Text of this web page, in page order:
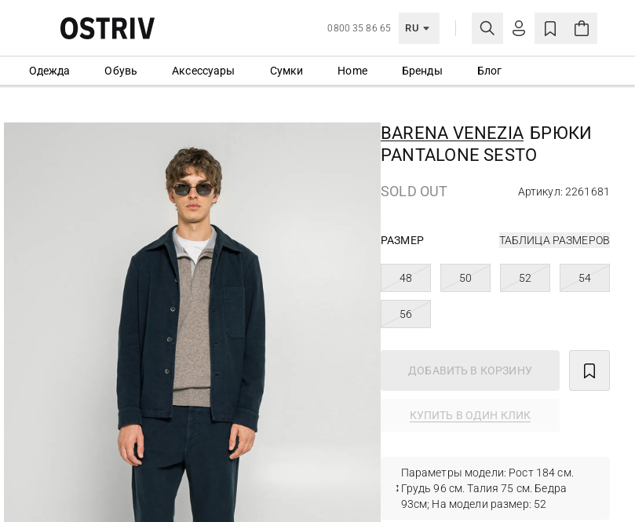
0800 35 86 65 RU
ЛИЧНЫЙ КАБИНЕТ
Еще не зарегистрированы?
СОЗДАТЬ УЧЕТНУЮ ЗАПИСЬ
Одежда Обувь Аксессуары Сумки Home Бренды Блог
BARENA VENEZIA БРЮКИ
PANTALONE SESTO
SOLD OUT Артикул: 2261681
РАЗМЕР ТАБЛИЦА РАЗМЕРОВ
48 50 52 54
56
ДОБАВИТЬ В КОРЗИНУ
КУПИТЬ В ОДИН КЛИК
Параметры модели: Рост 184 см.
Грудь 96 см. Талия 75 см. Бедра
93см; На модели размер: 52